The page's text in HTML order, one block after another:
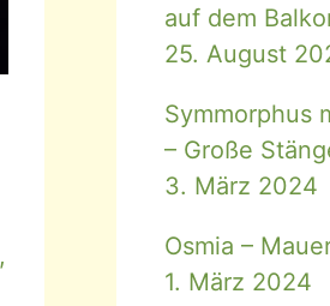
,
auf dem
25. August
Symmorphus
– Große
3. März 2024
Osmia –
1. März 2024